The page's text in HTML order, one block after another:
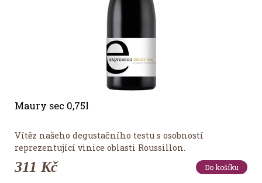
Maury sec 0,75l
Vítěz našeho degustačního testu s osobností
reprezentující vinice oblasti Roussillon.
311 Kč Do košíku